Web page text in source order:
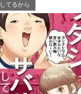
てるから